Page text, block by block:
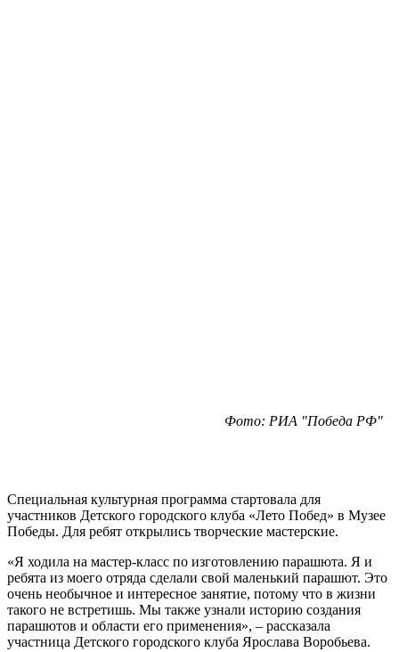
Фото: РИА "Победа РФ"
Специальная культурная программа стартовала для
участников Детского городского клуба «Лето Побед» в Музее
Победы. Для ребят открылись творческие мастерские.
«Я ходила на мастер-класс по изготовлению парашюта. Я и
ребята из моего отряда сделали свой маленький парашют. Это
очень необычное и интересное занятие, потому что в жизни
такого не встретишь. Мы также узнали историю создания
парашютов и области его применения», – рассказала
участница Детского городского клуба Ярослава Воробьева.